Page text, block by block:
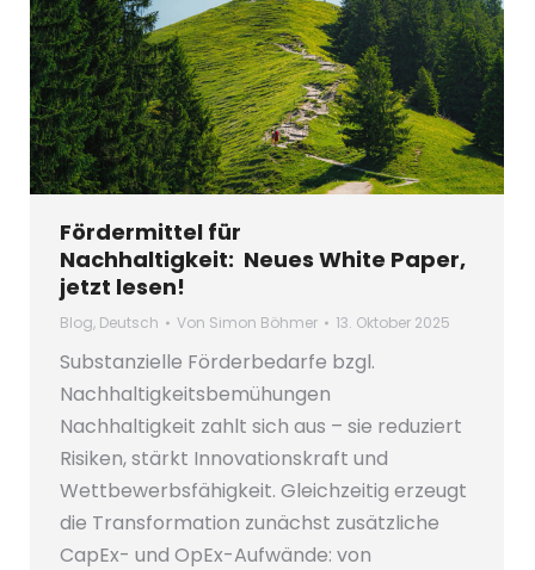
Fördermittel für
Nachhaltigkeit: Neues White Paper,
jetzt lesen!
Blog, Deutsch Von Simon Böhmer 13. Oktober 2025
Substanzielle Förderbedarfe bzgl.
Nachhaltigkeitsbemühungen
Nachhaltigkeit zahlt sich aus – sie reduziert
Risiken, stärkt Innovationskraft und
Wettbewerbsfähigkeit. Gleichzeitig erzeugt
die Transformation zunächst zusätzliche
CapEx- und OpEx-Aufwände: von